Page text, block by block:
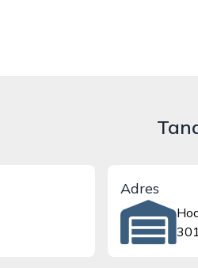
Adres